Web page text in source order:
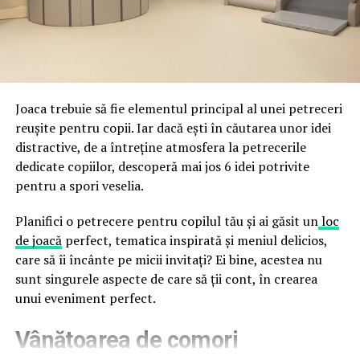
împreună, nu în tensiune una cu cealaltă, pe toată
durata de viață a amenajării, indiferent de câte sezoane
Directoratul Național de Securitate Cibernetică (DNSC)
false până la tentative de furt al datelor personale și
financiare. Instituția recomandă verificarea atentă a
sursei mesajelor și raportarea incidentelor la numărul
unic 1911.
Campaniile identificate în ultimele săptămâni folosesc
false de streaming, coduri QR malițioase și mesaje care
promit bilete, rambursări, premii sau acces gratuit la
meciuri. FBI a emis în luna mai un avertisment privind
site-urile care clonează platforma oficială prin
modificări minore ale denumirii domeniului, precum
a colecta date personale și bancare.
Joaca trebuie să fie elementul principal al unei petreceri
reușite pentru copii. Iar dacă ești în căutarea unor idei
distractive, de a întreține atmosfera la petrecerile
dedicate copiilor, descoperă mai jos 6 idei potrivite
pentru a spori veselia.
Planifici o petrecere pentru copilul tău și ai găsit unloc
de joacăperfect, tematica inspirată și meniul delicios,
care să îi încânte pe micii invitați? Ei bine, acestea nu
sunt singurele aspecte de care să ții cont, în crearea
unui eveniment perfect.
Vânătoarea de comori